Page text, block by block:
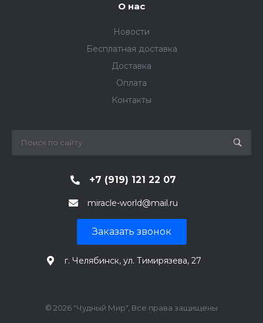
О нас
Новости
Бесплатная доставка
Доставка
Оплата
Контакты
+7 (919) 121 22 07
miracle-world@mail.ru
Заказать звонок
г. Челябинск, ул. Тимирязева, 27
© 2026 "Чудный Мир", Все права защищены